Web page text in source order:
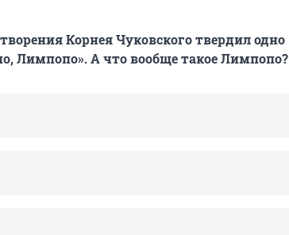
Корнея Чуковского твердил одно
Лимпопо». А что вообще такое Лимпопо?